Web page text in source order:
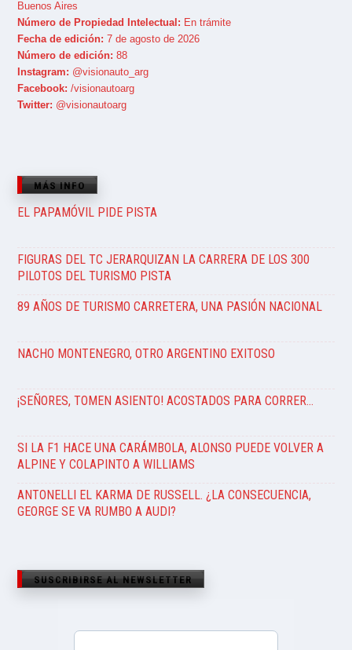
Buenos Aires
Número de Propiedad Intelectual: En trámite
Fecha de edición: 7 de agosto de 2026
Número de edición: 88
Instagram: @visionauto_arg
Facebook: /visionautoarg
Twitter: @visionautoarg
MÁS INFO
EL PAPAMÓVIL PIDE PISTA
FIGURAS DEL TC JERARQUIZAN LA CARRERA DE LOS 300
PILOTOS DEL TURISMO PISTA
89 AÑOS DE TURISMO CARRETERA, UNA PASIÓN NACIONAL
NACHO MONTENEGRO, OTRO ARGENTINO EXITOSO
¡SEÑORES, TOMEN ASIENTO! ACOSTADOS PARA CORRER…
SI LA F1 HACE UNA CARÁMBOLA, ALONSO PUEDE VOLVER A
ALPINE Y COLAPINTO A WILLIAMS
ANTONELLI EL KARMA DE RUSSELL. ¿LA CONSECUENCIA,
GEORGE SE VA RUMBO A AUDI?
SUSCRIBIRSE AL NEWSLETTER